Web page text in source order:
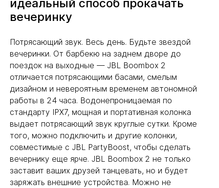
идеальный способ прокачать
вечеринку
Потрясающий звук. Весь день. Будьте звездой
вечеринки. От барбекю на заднем дворе до
поездок на выходные — JBL Boombox 2
отличается потрясающими басами, смелым
дизайном и невероятным временем автономной
работы в 24 часа. Водонепроницаемая по
стандарту IPX7, мощная и портативная колонка
выдает потрясающий звук круглые сутки. Кроме
того, можно подключить и другие колонки,
совместимые с JBL PartyBoost, чтобы сделать
вечернику еще ярче. JBL Boombox 2 не только
заставит ваших друзей танцевать, но и будет
заряжать внешние устройства. Можно не